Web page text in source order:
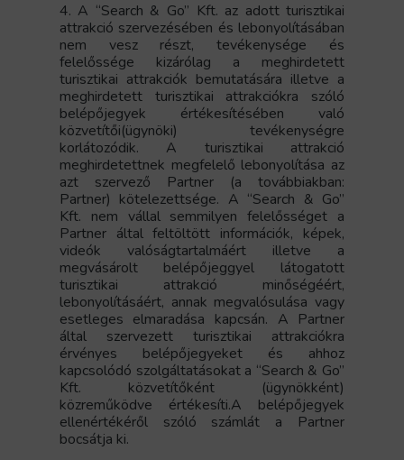
4. A “Search & Go” Kft. az adott turisztikai
attrakció szervezésében és lebonyolításában
nem vesz részt, tevékenysége és
felelőssége kizárólag a meghirdetett
turisztikai attrakciók bemutatására illetve a
meghirdetett turisztikai attrakciókra szóló
belépőjegyek értékesítésében való
közvetítői(ügynöki) tevékenységre
korlátozódik. A turisztikai attrakció
meghirdetettnek megfelelő lebonyolítása az
azt szervező Partner (a továbbiakban:
Partner) kötelezettsége. A “Search & Go”
Kft. nem vállal semmilyen felelősséget a
Partner által feltöltött információk, képek,
videók valóságtartalmáért illetve a
megvásárolt belépőjeggyel látogatott
turisztikai attrakció minőségéért,
lebonyolításáért, annak megvalósulása vagy
esetleges elmaradása kapcsán. A Partner
által szervezett turisztikai attrakciókra
érvényes belépőjegyeket és ahhoz
kapcsolódó szolgáltatásokat a “Search & Go”
Kft. közvetítőként (ügynökként)
közreműködve értékesíti.A belépőjegyek
ellenértékéről szóló számlát a Partner
bocsátja ki.